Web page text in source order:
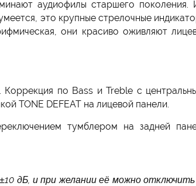
аудиофилы старшего поколения.
это крупные стрелочные
они красиво оживляют
по Bass и Treble с
TONE DEFEAT на лицевой панели.
тумблером на задней
дБ, и при желании её можно отключить